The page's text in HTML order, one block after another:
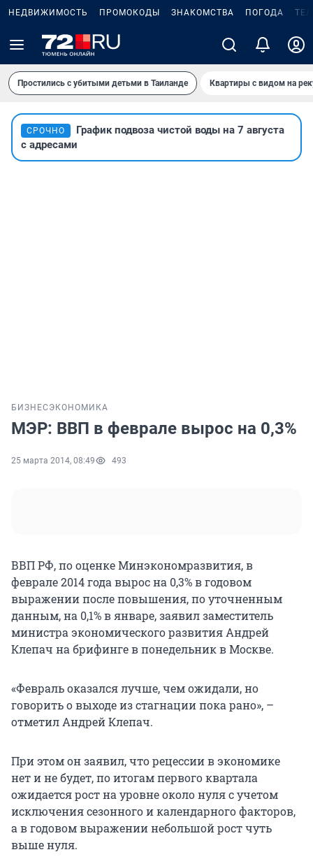
НЕДВИЖИМОСТЬ ПРОМОКОДЫ ЗНАКОМСТВА ПОГОДА
Простились с убитыми детьми в Таиланде Квартиры с видом на
СРОЧНО
График подвоза чистой воды на 7 августа
с адресами
БИЗНЕС ЭКОНОМИКА
МЭР: ВВП в феврале вырос на 0,3%
25 марта 2014, 08:49 493
ВВП РФ, по оценке Минэкономразвития, в
феврале 2014 года вырос на 0,3% в годовом
выражении после повышения, по уточненным
данным, на 0,1% в январе, заявил заместитель
министра экономического развития Андрей
Клепач на брифинге в понедельник в Москве.
«Февраль оказался лучше, чем ожидали, но
говорить о выходе из стагнации пока рано», –
отметил Андрей Клепач.
При этом он заявил, что рецессии в экономике
нет и не будет, по итогам первого квартала
ожидается рост на уровне около нуля с учетом
исключения сезонного и календарного факторов,
а в годовом выражении небольшой рост чуть
выше нуля.